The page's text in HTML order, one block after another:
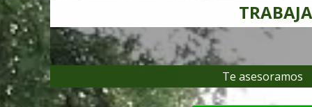
Te asesoramos